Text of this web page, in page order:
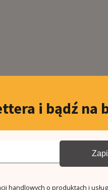
i bądź na
handlowych o produktach i